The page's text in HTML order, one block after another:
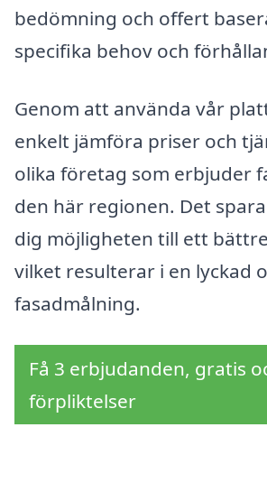
bedömning och offert
specifika behov och
Genom att använda vår
enkelt jämföra priser och
olika företag som erbjuder
den här regionen. Det
dig möjligheten till ett
vilket resulterar i en lyckad
fasadmålning.
Få 3 erbjudanden, gratis
förpliktelser